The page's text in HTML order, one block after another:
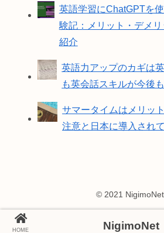
英語学習にChatGPTを
験記：メリット・デメ
紹介
英語力アップのカギは
も英会話スキルが今後
サマータイムはメリッ
注意と日本に導入され
© 2021
HOME NigimoNet